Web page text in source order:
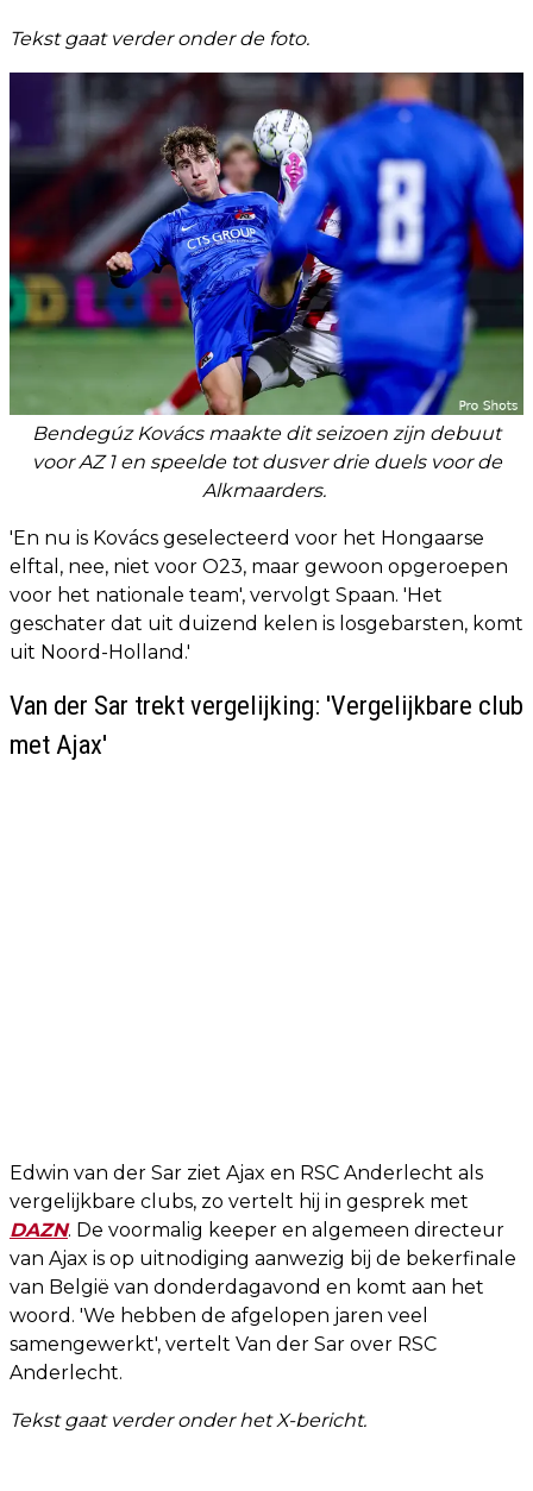
Tekst gaat verder onder de foto.
Bendegúz Kovács maakte dit seizoen zijn debuut
voor AZ 1 en speelde tot dusver drie duels voor de
Alkmaarders.
'En nu is Kovács geselecteerd voor het Hongaarse
elftal, nee, niet voor O23, maar gewoon opgeroepen
voor het nationale team', vervolgt Spaan. 'Het
geschater dat uit duizend kelen is losgebarsten, komt
uit Noord-Holland.'
Van der Sar trekt vergelijking: 'Vergelijkbare club
met Ajax'
Edwin van der Sar ziet Ajax en RSC Anderlecht als
vergelijkbare clubs, zo vertelt hij in gesprek met
DAZN. De voormalig keeper en algemeen directeur
van Ajax is op uitnodiging aanwezig bij de bekerfinale
van België van donderdagavond en komt aan het
woord. 'We hebben de afgelopen jaren veel
samengewerkt', vertelt Van der Sar over RSC
Anderlecht.
Tekst gaat verder onder het X-bericht.